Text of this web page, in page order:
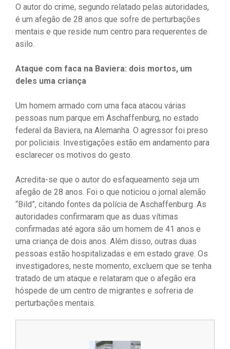
O autor do crime, segundo relatado pelas autoridades,
é um afegão de 28 anos que sofre de perturbações
mentais e que reside num centro para requerentes de
asilo.
Ataque com faca na Baviera: dois mortos, um
deles uma criança
Um homem armado com uma faca atacou várias
pessoas num parque em Aschaffenburg, no estado
federal da Baviera, na Alemanha. O agressor foi preso
por policiais. Investigações estão em andamento para
esclarecer os motivos do gesto.
Acredita-se que o autor do esfaqueamento seja um
afegão de 28 anos. Foi o que noticiou o jornal alemão
“Bild”, citando fontes da polícia de Aschaffenburg. As
autoridades confirmaram que as duas vítimas
confirmadas até agora são um homem de 41 anos e
uma criança de dois anos. Além disso, outras duas
pessoas estão hospitalizadas e em estado grave. Os
investigadores, neste momento, excluem que se tenha
tratado de um ataque e relataram que o afegão era
hóspede de um centro de migrantes e sofreria de
perturbações mentais.